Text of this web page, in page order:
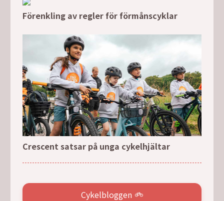
Förenkling av regler för förmånscyklar
Crescent satsar på unga cykelhjältar
Cykelbloggen